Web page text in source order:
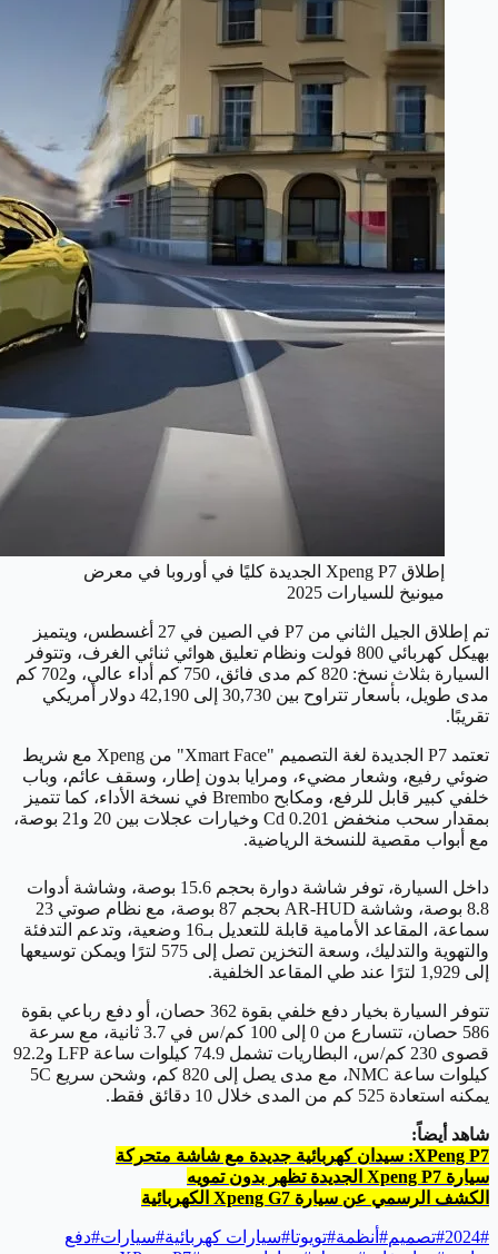
إطلاق Xpeng P7 الجديدة كليًا في أوروبا في معرض
ميونيخ للسيارات 2025
تم إطلاق الجيل الثاني من P7 في الصين في 27 أغسطس، ويتميز
بهيكل كهربائي 800 فولت ونظام تعليق هوائي ثنائي الغرف، وتتوفر
السيارة بثلاث نسخ: 820 كم مدى فائق، 750 كم أداء عالي، و702 كم
مدى طويل، بأسعار تتراوح بين 30,730 إلى 42,190 دولار أمريكي
تقريبًا.
تعتمد P7 الجديدة لغة التصميم "Xmart Face" من Xpeng مع شريط
ضوئي رفيع، وشعار مضيء، ومرايا بدون إطار، وسقف عائم، وباب
خلفي كبير قابل للرفع، ومكابح Brembo في نسخة الأداء، كما تتميز
بمقدار سحب منخفض 0.201 Cd وخيارات عجلات بين 20 و21 بوصة،
مع أبواب مقصية للنسخة الرياضية.
داخل السيارة، توفر شاشة دوارة بحجم 15.6 بوصة، وشاشة أدوات
8.8 بوصة، وشاشة AR-HUD بحجم 87 بوصة، مع نظام صوتي 23
سماعة، المقاعد الأمامية قابلة للتعديل بـ16 وضعية، وتدعم التدفئة
والتهوية والتدليك، وسعة التخزين تصل إلى 575 لترًا ويمكن توسيعها
إلى 1,929 لترًا عند طي المقاعد الخلفية.
تتوفر السيارة بخيار دفع خلفي بقوة 362 حصان، أو دفع رباعي بقوة
586 حصان، تتسارع من 0 إلى 100 كم/س في 3.7 ثانية، مع سرعة
قصوى 230 كم/س، البطاريات تشمل 74.9 كيلوات ساعة LFP و92.2
كيلوات ساعة NMC، مع مدى يصل إلى 820 كم، وشحن سريع 5C
يمكنه استعادة 525 كم من المدى خلال 10 دقائق فقط.
شاهد أيضاً:
XPeng P7: سيدان كهربائية جديدة مع شاشة متحركة
سيارة Xpeng P7 الجديدة تظهر بدون تمويه
الكشف الرسمي عن سيارة Xpeng G7 الكهربائية
#2024# تصميم# أنظمة#تويوتا#سيارات كهربائية#سيارات#دفع